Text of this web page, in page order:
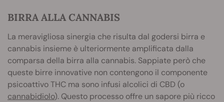
BIRRA ALLA CANNABIS
La meravigliosa sinergia che risulta dal godersi birra e
cannabis insieme è ulteriormente amplificata dalla
comparsa della birra alla cannabis. Sappiate però che
queste birre innovative non contengono il componente
psicoattivo THC ma sono infusi alcolici di CBD (o
cannabidiolo). Questo processo offre un sapore più ricco